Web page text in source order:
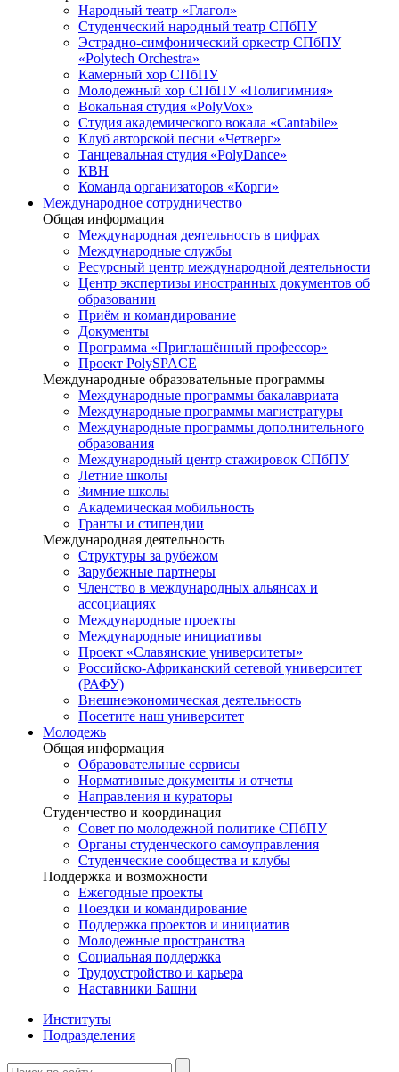
Народный театр «Глагол»
Студенческий народный театр СПбПУ
Эстрадно-симфонический оркестр СПбПУ
«Polytech Orchestra»
Камерный хор СПбПУ
Молодежный хор СПбПУ «Полигимния»
Вокальная студия «PolyVox»
Студия академического вокала «Cantabile»
Клуб авторской песни «Четверг»
Танцевальная студия «PolyDance»
КВН
Команда организаторов «Корги»
Международное сотрудничество
Общая информация
Международная деятельность в цифрах
Международные службы
Ресурсный центр международной деятельности
Центр экспертизы иностранных документов об
образовании
Приём и командирование
Документы
Программа «Приглашённый профессор»
Проект PolySPACE
Международные образовательные программы
Международные программы бакалавриата
Международные программы магистратуры
Международные программы дополнительного
образования
Международный центр стажировок СПбПУ
Летние школы
Зимние школы
Академическая мобильность
Гранты и стипендии
Международная деятельность
Структуры за рубежом
Зарубежные партнеры
Членство в международных альянсах и
ассоциациях
Международные проекты
Международные инициативы
Проект «Славянские университеты»
Российско-Африканский сетевой университет
(РАФУ)
Внешнеэкономическая деятельность
Посетите наш университет
Молодежь
Общая информация
Образовательные сервисы
Нормативные документы и отчеты
Направления и кураторы
Студенчество и координация
Совет по молодежной политике СПбПУ
Органы студенческого самоуправления
Студенческие сообщества и клубы
Поддержка и возможности
Ежегодные проекты
Поездки и командирование
Поддержка проектов и инициатив
Молодежные пространства
Социальная поддержка
Трудоустройство и карьера
Наставники Башни
Институты
Подразделения